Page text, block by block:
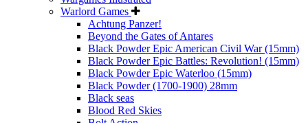
Warlord Games
Achtung Panzer!
Beyond the Gates of Antares
Black Powder Epic American Civil War (15mm)
Black Powder Epic Battles: Revolution! (15mm)
Black Powder Epic Waterloo (15mm)
Black Powder (1700-1900) 28mm
Black seas
Blood Red Skies